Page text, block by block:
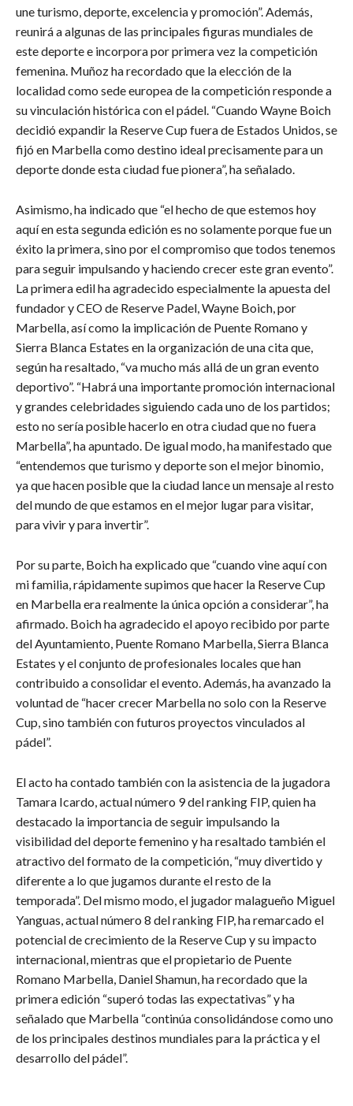
une turismo, deporte, excelencia y promoción”. Además,
reunirá a algunas de las principales figuras mundiales de
este deporte e incorpora por primera vez la competición
femenina. Muñoz ha recordado que la elección de la
localidad como sede europea de la competición responde a
su vinculación histórica con el pádel. “Cuando Wayne Boich
decidió expandir la Reserve Cup fuera de Estados Unidos, se
fijó en Marbella como destino ideal precisamente para un
deporte donde esta ciudad fue pionera”, ha señalado.
Asimismo, ha indicado que “el hecho de que estemos hoy
aquí en esta segunda edición es no solamente porque fue un
éxito la primera, sino por el compromiso que todos tenemos
para seguir impulsando y haciendo crecer este gran evento”.
La primera edil ha agradecido especialmente la apuesta del
fundador y CEO de Reserve Padel, Wayne Boich, por
Marbella, así como la implicación de Puente Romano y
Sierra Blanca Estates en la organización de una cita que,
según ha resaltado, “va mucho más allá de un gran evento
deportivo”. “Habrá una importante promoción internacional
y grandes celebridades siguiendo cada uno de los partidos;
esto no sería posible hacerlo en otra ciudad que no fuera
Marbella”, ha apuntado. De igual modo, ha manifestado que
“entendemos que turismo y deporte son el mejor binomio,
ya que hacen posible que la ciudad lance un mensaje al resto
del mundo de que estamos en el mejor lugar para visitar,
para vivir y para invertir”.
Por su parte, Boich ha explicado que “cuando vine aquí con
mi familia, rápidamente supimos que hacer la Reserve Cup
en Marbella era realmente la única opción a considerar”, ha
afirmado. Boich ha agradecido el apoyo recibido por parte
del Ayuntamiento, Puente Romano Marbella, Sierra Blanca
Estates y el conjunto de profesionales locales que han
contribuido a consolidar el evento. Además, ha avanzado la
voluntad de “hacer crecer Marbella no solo con la Reserve
Cup, sino también con futuros proyectos vinculados al
pádel”.
El acto ha contado también con la asistencia de la jugadora
Tamara Icardo, actual número 9 del ranking FIP, quien ha
destacado la importancia de seguir impulsando la
visibilidad del deporte femenino y ha resaltado también el
atractivo del formato de la competición, “muy divertido y
diferente a lo que jugamos durante el resto de la
temporada”. Del mismo modo, el jugador malagueño Miguel
Yanguas, actual número 8 del ranking FIP, ha remarcado el
potencial de crecimiento de la Reserve Cup y su impacto
internacional, mientras que el propietario de Puente
Romano Marbella, Daniel Shamun, ha recordado que la
primera edición “superó todas las expectativas” y ha
señalado que Marbella “continúa consolidándose como uno
de los principales destinos mundiales para la práctica y el
desarrollo del pádel”.